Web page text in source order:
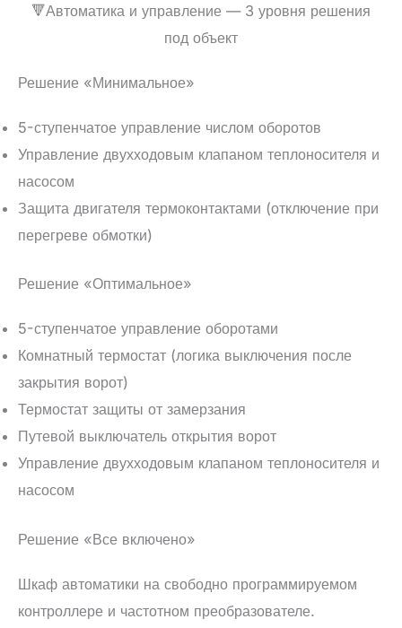
🔻Автоматика и управление — 3 уровня решения
под объект
Решение «Минимальное»
5-ступенчатое управление числом оборотов
Управление двухходовым клапаном теплоносителя и
насосом
Защита двигателя термоконтактами (отключение при
перегреве обмотки)
Решение «Оптимальное»
5-ступенчатое управление оборотами
Комнатный термостат (логика выключения после
закрытия ворот)
Термостат защиты от замерзания
Путевой выключатель открытия ворот
Управление двухходовым клапаном теплоносителя и
насосом
Решение «Все включено»
Шкаф автоматики на свободно программируемом
контроллере и частотном преобразователе.